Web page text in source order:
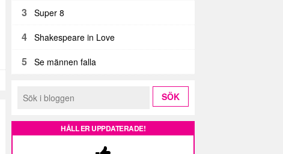
3 Super 8
4 Shakespeare in Love
5 Se männen falla
HÅLL ER UPPDATERADE!